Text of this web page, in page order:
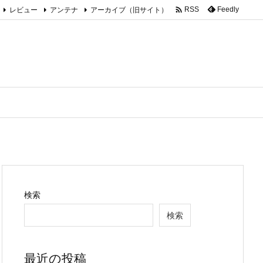
レビュー アンテナ アーカイブ（旧サイト）  RSS Feedly
検索
検索
最近の投稿